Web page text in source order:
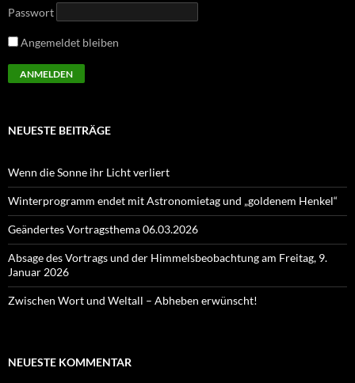
Passwort
Angemeldet bleiben
NEUESTE BEITRÄGE
Wenn die Sonne ihr Licht verliert
Winterprogramm endet mit Astronomietag und „goldenem Henkel“
Geändertes Vortragsthema 06.03.2026
Absage des Vortrags und der Himmelsbeobachtung am Freitag, 9.
Januar 2026
Zwischen Wort und Weltall – Abheben erwünscht!
NEUESTE KOMMENTAR